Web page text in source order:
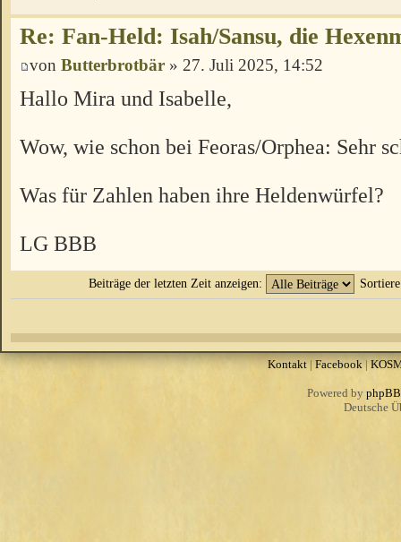
Re: Fan-Held: Isah/Sansu, die
von Butterbrotbär » 27. Juli 2025, 14:52
Hallo Mira und Isabelle,
Wow, wie schon bei Feoras/Orphea: Sehr
Was für Zahlen haben ihre Heldenwürfel?
LG BBB
Beiträge der letzten Zeit anzeigen:
Kontakt|Facebook|
Powered by phpBB
Deutsche